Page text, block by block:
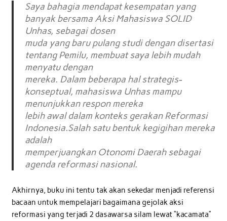
Saya bahagia mendapat kesempatan yang
banyak bersama Aksi Mahasiswa SOLID
Unhas, sebagai dosen
muda yang baru pulang studi dengan disertasi
tentang Pemilu, membuat saya lebih mudah
menyatu dengan
mereka. Dalam beberapa hal strategis-
konseptual, mahasiswa Unhas mampu
menunjukkan respon mereka
lebih awal dalam konteks gerakan Reformasi
Indonesia.Salah satu bentuk kegigihan mereka
adalah
memperjuangkan Otonomi Daerah sebagai
agenda reformasi nasional.
Akhirnya, buku ini tentu tak akan sekedar menjadi referensi
bacaan untuk mempelajari bagaimana gejolak aksi
reformasi yang terjadi 2 dasawarsa silam lewat “kacamata”